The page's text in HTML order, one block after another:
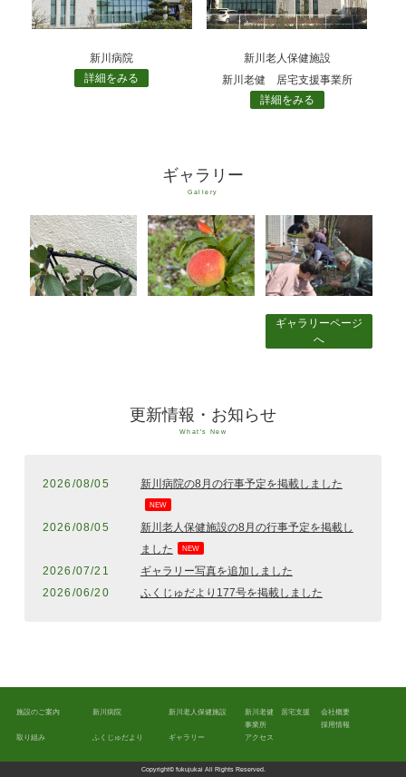
新川病院
詳細をみる
新川老人保健施設
新川老健 居宅支援事業所
詳細をみる
ギャラリー
Gallery
ギャラリーページ
へ
更新情報・お知らせ
What's New
2026/08/05 新川病院の8月の行事予定を掲載しました
NEW
2026/08/05
新川老人保健施設の8月の行事予定を掲載し
ました
NEW
2026/07/21
ギャラリー写真を追加しました
2026/06/20
ふくじゅだより177号を掲載しました
施設のご案内 新川病院 新川老人保健施設
新川老健 居宅支援
事業所
会社概要
採用情報
取り組み
ふくじゅだより ギャラリー アクセス
Copyright© fukujukai All Rights Reserved.